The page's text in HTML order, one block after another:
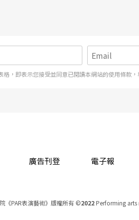
格，即表示您接受並同意已閱讀本網站的使用條款
廣告刊登 電子報
《PAR表演藝術》版權所有©2022Performing arts